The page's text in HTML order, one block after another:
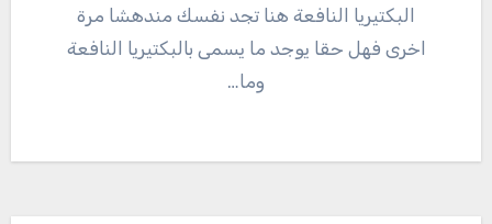
البكتيريا النافعة هنا تجد نفسك مندهشا مرة
اخرى فهل حقا يوجد ما يسمى بالبكتيريا النافعة
وما…